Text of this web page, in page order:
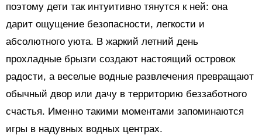
поэтому дети так интуитивно тянутся к ней: она
дарит ощущение безопасности, легкости и
абсолютного уюта. В жаркий летний день
прохладные брызги создают настоящий островок
радости, а веселые водные развлечения превращают
обычный двор или дачу в территорию беззаботного
счастья. Именно такими моментами запоминаются
игры в надувных водных центрах.